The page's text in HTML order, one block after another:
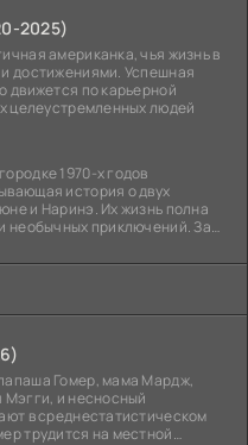
2025)
американка, чья жизнь в
достижениями. Успешная
движется по карьерной
целеустремленных людей
1970-х годов
история о двух
и Наринэ. Их жизнь полна
необычных приключений. За
Гомер, мама Мардж,
Мэгги, и несносный
в среднестатистическом
трудится на местной